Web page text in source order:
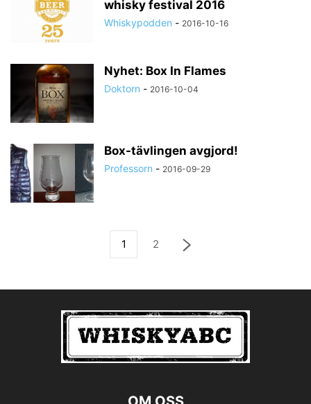
whisky festival 2016
Whiskypodden - 2016-10-16
Nyhet: Box In Flames
Doktorn - 2016-10-04
Box-tävlingen avgjord!
Professorn - 2016-09-29
1 2